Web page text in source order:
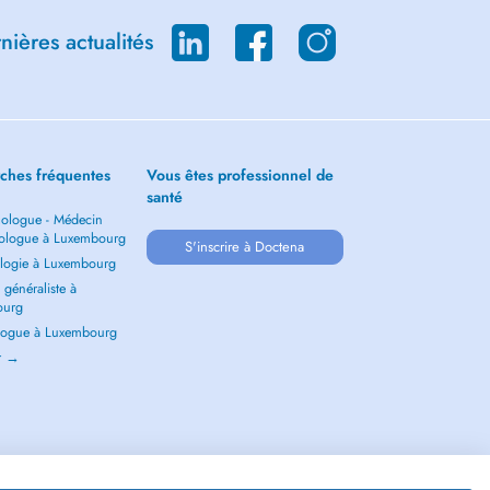
actualités
fréquentes
- Médecin
à Luxembourg
à Luxembourg
à
à Luxembourg
→
Vous êtes professionnel de
santé
S'inscrire à Doctena